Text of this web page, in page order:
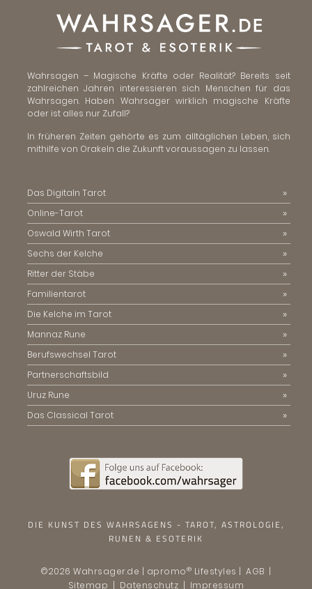
Wahrsagen – Magische Kräfte oder Realität? Bereits seit
zahlreichen Jahren interessieren sich Menschen für das
Wahrsagen. Haben Wahrsager wirklich magische Kräfte
oder ist alles nur Zufall?
In früheren Zeiten gehörte es zum alltäglichen Leben, sich
mithilfe von Orakeln die Zukunft voraussagen zu lassen.
Das Digitaln Tarot
Online-Tarot
Oswald Wirth Tarot
Sechs der Kelche
Ritter der Stäbe
Familientarot
Die Kelche im Tarot
Mannaz Rune
Berufswechsel Tarot
Partnerschaftsbild
Uruz Rune
Das Classical Tarot
DIE KUNST DES WAHRSAGENS - TAROT, ASTROLOGIE,
RUNEN & ESOTERIK
©2026 Wahrsager.de | apromo® Lifestyles | AGB |
Sitemap | Datenschutz | Impressum